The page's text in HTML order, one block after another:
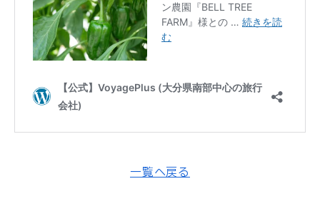
一覧へ戻る